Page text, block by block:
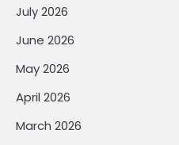
July 2026
June 2026
May 2026
April 2026
March 2026